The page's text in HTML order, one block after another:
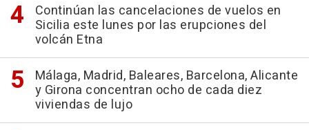
Continúan las cancelaciones de vuelos en
Sicilia este lunes por las erupciones del
volcán Etna
Málaga, Madrid, Baleares, Barcelona, Alicante
y Girona concentran ocho de cada diez
viviendas de lujo